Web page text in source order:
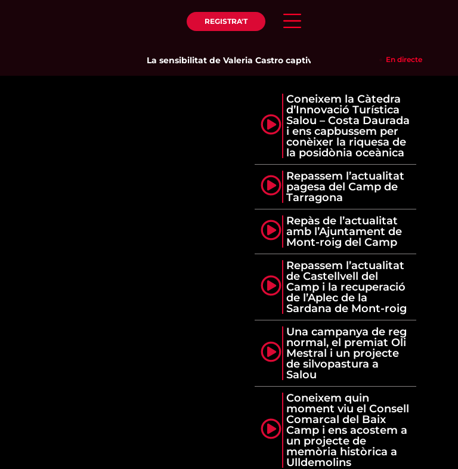
REGISTRA'T
La sensibilitat de Valeria Castro captiva el públic del Parc del Pinaret
En directe
Coneixem la Càtedra
d’Innovació Turística
Salou – Costa Daurada
i ens capbussem per
conèixer la riquesa de
la posidònia oceànica
Repassem l’actualitat
pagesa del Camp de
Tarragona
Repàs de l’actualitat
amb l’Ajuntament de
Mont-roig del Camp
Repassem l’actualitat
de Castellvell del
Camp i la recuperació
de l’Aplec de la
Sardana de Mont-roig
Una campanya de reg
normal, el premiat Oli
Mestral i un projecte
de silvopastura a
Salou
Coneixem quin
moment viu el Consell
Comarcal del Baix
Camp i ens acostem a
un projecte de
memòria històrica a
Ulldemolins